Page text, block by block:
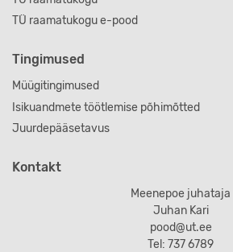
TÜ raamatukogu e-pood
Tingimused
Müügitingimused
Isikuandmete töötlemise põhimõtted
Juurdepääsetavus
Kontakt
Meenepoe juhataja
Juhan Kari
pood@ut.ee
Tel: 737 6789